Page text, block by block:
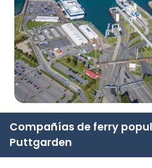
Compañías de ferry
Puttgarden